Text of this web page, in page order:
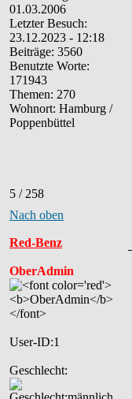
01.03.2006
Letzter Besuch:
23.12.2023 - 12:18
Beiträge: 3560
Benutzte Worte:
171943
Themen: 270
Wohnort: Hamburg /
Poppenbüttel
5 / 258
Nach oben
Red-Benz
OberAdmin
User-ID:1
Geschlecht: